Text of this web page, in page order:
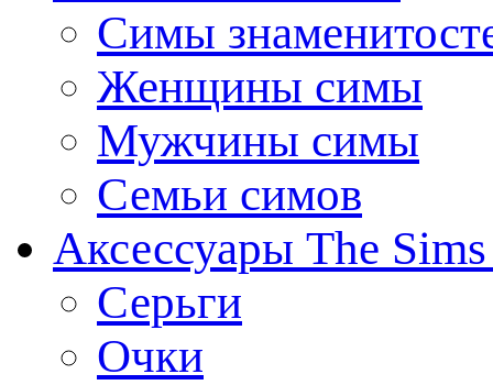
Симы
Женщины симы
Мужчины симы
Семьи симов
Аксессуары The
Серьги
Очки